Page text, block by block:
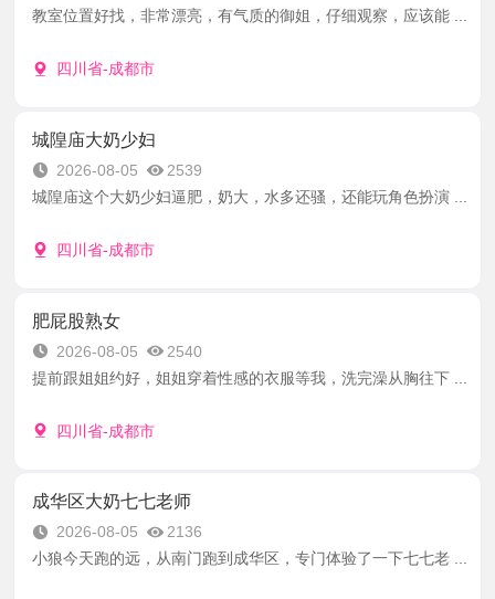
教室位置好找，非常漂亮，有气质的御姐，仔细观察，应该能 ...
四川省-成都市
城隍庙大奶少妇
2026-08-05
2539
城隍庙这个大奶少妇逼肥，奶大，水多还骚，还能玩角色扮演 ...
四川省-成都市
肥屁股熟女
2026-08-05
2540
提前跟姐姐约好，姐姐穿着性感的衣服等我，洗完澡从胸往下 ...
四川省-成都市
成华区大奶七七老师
2026-08-05
2136
小狼今天跑的远，从南门跑到成华区，专门体验了一下七七老 ...